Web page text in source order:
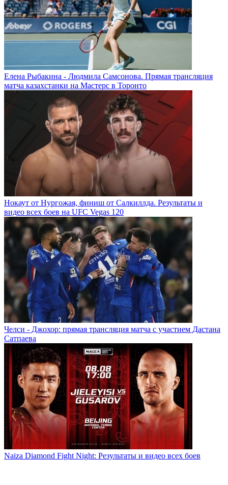
Елена Рыбакина - Людмила Самсонова. Прямая трансляция
матча казахстанки на Мастерс в Торонто
Нокаут от Нургожая, финиш от Салкиллда. Результаты и
видео всех боев на UFC Vegas 120
Челси - Джохор: прямая трансляция матча с участием Дастана
Сатпаева
Naiza Diamond Fight Night: Результаты и видео всех боев